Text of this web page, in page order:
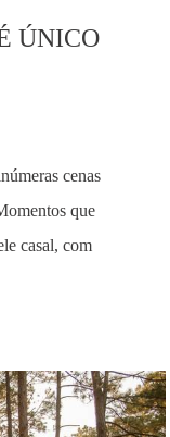
ÚNICO
cenas
que
casal, com